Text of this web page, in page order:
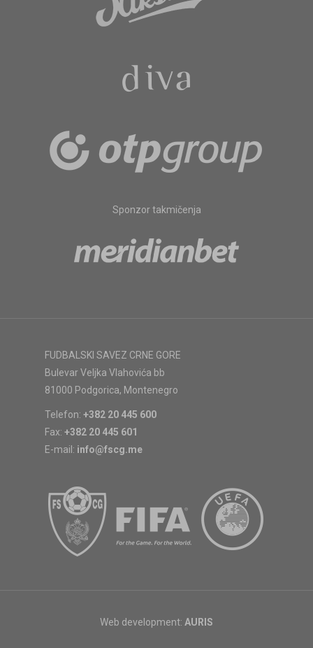
Sponzor takmičenja
FUDBALSKI SAVEZ CRNE GORE
Bulevar Veljka Vlahovića bb
81000 Podgorica, Montenegro
Telefon: +382 20 445 600
Fax: +382 20 445 601
E-mail: info@fscg.me
Web development: AURIS